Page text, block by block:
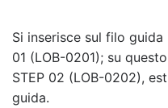
Si inserisce sul filo
01 (LOB-0201); su
STEP 02 (LOB-0202),
guida.